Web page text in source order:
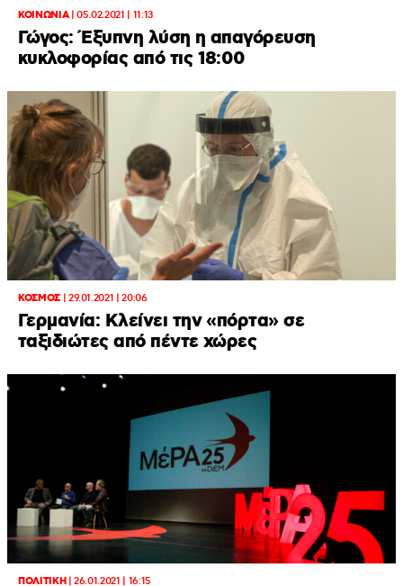
ΚΟΙΝΩΝΙΑ|05.02.2021 | 11:13
Γώγος: Έξυπνη λύση η απαγόρευση
κυκλοφορίας από τις 18:00
ΚΟΣΜΟΣ| 29.01.2021 | 20:06
Γερμανία: Κλείνει την «πόρτα» σε
ταξιδιώτες από πέντε χώρες
ΠΟΛΙΤΙΚΗ|26.01.2021 | 16:15